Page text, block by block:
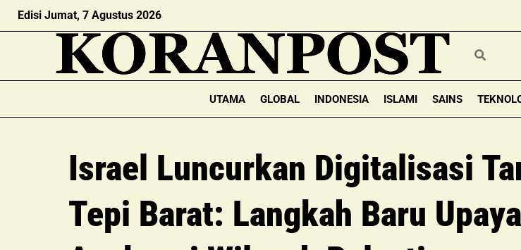
Edisi Jumat, 7 Agustus 2026
UTAMA GLOBAL INDONESIA ISLAMI SAINS
Israel Luncurkan Digitalisasi
Tepi Barat: Langkah Baru Upaya